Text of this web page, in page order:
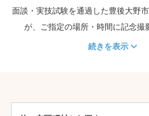
面談・実技試験を通過した豊後大野
が、ご指定の場所・時間に記念撮
続きを表示